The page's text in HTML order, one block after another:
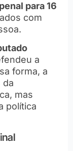
para 16
com
a
forma, a
da
mas
política